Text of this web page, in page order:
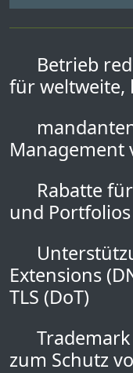
Betrieb
für weltweite,
Management
Rabatte
und
Extensions
TLS (DoT)
zum Schutz